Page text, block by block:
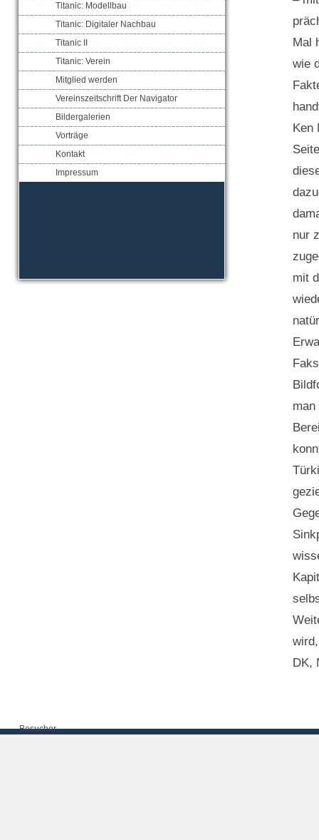
Titanic: Modellbau
Titanic: Digitaler Nachbau
Titanic II
Titanic: Verein
Mitglied werden
Vereinszeitschrift Der Navigator
Bildergalerien
Vorträge
Kontakt
Impressum
Mal
wie
Ken
nur
mit
DK,
Besucher